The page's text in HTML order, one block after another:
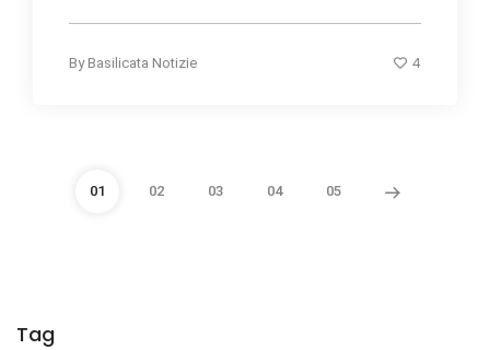
By Basilicata Notizie 4
01 02 03 04 05
Tag